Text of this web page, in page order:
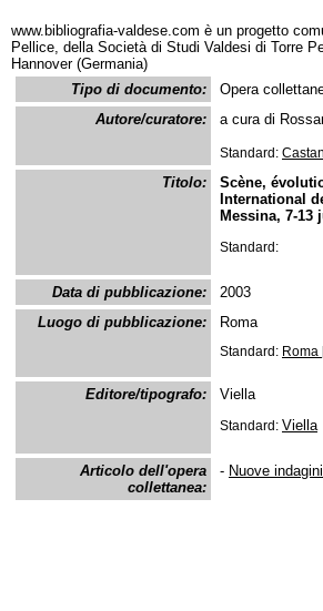
www.bibliografia-valdese.com è un progetto
Pellice, della Società di Studi Valdesi di Torre
Hannover (Germania)
Tipo di documento:
Opera
Autore/curatore:
a cura di
Standard:
Titolo:
Scène,
International
Messina, 7-13
Standard:
Data di pubblicazione:
2003
Luogo di pubblicazione:
Roma
Standard: Roma
Editore/tipografo: Viella
Standard: Viella
Articolo dell'opera
collettanea:
- Nuove